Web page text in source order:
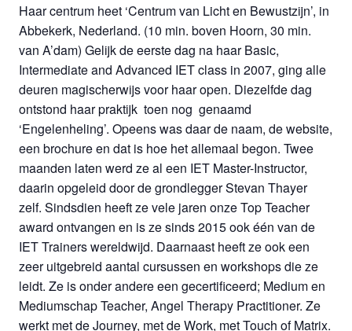
Haar centrum heet ‘Centrum van Licht en Bewustzijn’, in
Abbekerk, Nederland. (10 min. boven Hoorn, 30 min.
van A’dam) Gelijk de eerste dag na haar Basic,
Intermediate and Advanced IET class in 2007, ging alle
deuren magischerwijs voor haar open. Diezelfde dag
ontstond haar praktijk toen nog genaamd
‘Engelenheling’. Opeens was daar de naam, de website,
een brochure en dat is hoe het allemaal begon. Twee
maanden laten werd ze al een IET Master-Instructor,
daarin opgeleid door de grondlegger Stevan Thayer
zelf. Sindsdien heeft ze vele jaren onze Top Teacher
award ontvangen en is ze sinds 2015 ook één van de
IET Trainers wereldwijd. Daarnaast heeft ze ook een
zeer uitgebreid aantal cursussen en workshops die ze
leidt. Ze is onder andere een gecertificeerd; Medium en
Mediumschap Teacher, Angel Therapy Practitioner. Ze
werkt met de Journey, met de Work, met Touch of Matrix.